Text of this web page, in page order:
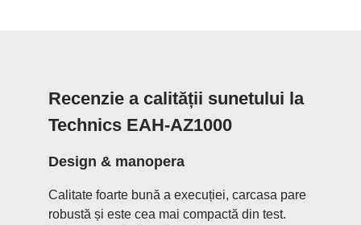
Recenzie a calității sunetului la
Technics EAH-AZ1000
Design & manopera
Calitate foarte bună a execuției, carcasa pare
robustă și este cea mai compactă din test.